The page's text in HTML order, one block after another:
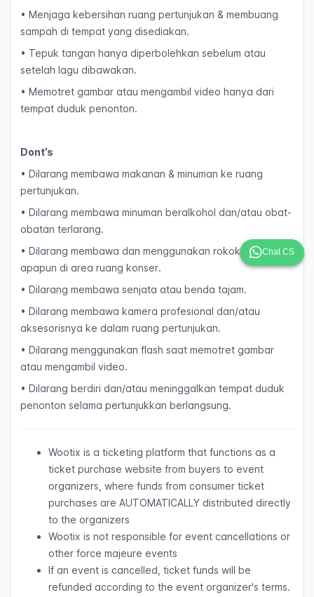
• Menjaga kebersihan ruang pertunjukan & membuang
sampah di tempat yang disediakan.
• Tepuk tangan hanya diperbolehkan sebelum atau
setelah lagu dibawakan.
• Memotret gambar atau mengambil video hanya dari
tempat duduk penonton.
Dont’s
• Dilarang membawa makanan & minuman ke ruang
pertunjukan.
• Dilarang membawa minuman beralkohol dan/atau obat-
obatan terlarang.
• Dilarang membawa dan menggunakan rokok jenis
apapun di area ruang konser.
• Dilarang membawa senjata atau benda tajam.
• Dilarang membawa kamera profesional dan/atau
aksesorisnya ke dalam ruang pertunjukan.
• Dilarang menggunakan flash saat memotret gambar
atau mengambil video.
• Dilarang berdiri dan/atau meninggalkan tempat duduk
penonton selama pertunjukkan berlangsung.
Wootix is a ticketing platform that functions as a
ticket purchase website from buyers to event
organizers, where funds from consumer ticket
purchases are AUTOMATICALLY distributed directly
to the organizers
Wootix is not responsible for event cancellations or
other force majeure events
If an event is cancelled, ticket funds will be
refunded according to the event organizer's terms.
Chat CS